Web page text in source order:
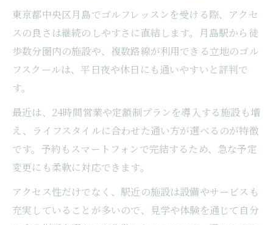
身軽に楽しむ月島のゴルフレッスンサービ
ス
初心者も安心の手ぶらゴルフレッスン活用
術
順
完全個室も選べる月島エリアの練習環境
完全個室で集中できる月島ゴルフレッスン
プライベート空間重視のゴルフレッスン活
用
マンツーマン指導対応の個室ゴルフレッス
東京都中央区月島でゴルフレッスンを受ける際、アクセ
スの良さは継続のしやすさに直結します。月島駅から徒
歩数分圏内の施設や、複数路線が利用できる立地のゴル
フスクールは、平日夜や休日にも通いやすいと評判で
す。
最近は、24時間営業や定額制プランを導入する施設も増
え、ライフスタイルに合わせた通い方が選べるのが特徴
です。予約もスマートフォンで完結するため、急な予定
変更にも柔軟に対応できます。
アクセス性だけでなく、駅近の施設は設備やサービスも
充実していることが多いので、見学や体験を通じて自分